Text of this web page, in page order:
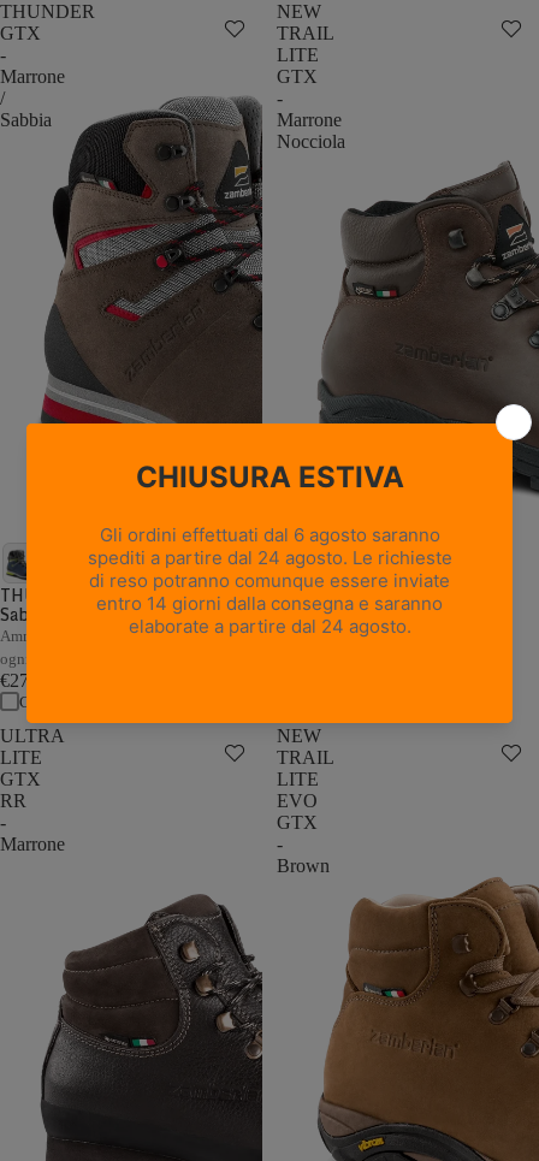
THUNDER
GTX
-
Marrone
/
Sabbia
THUNDER GTX - Marrone /
Sabbia
Ammortizzazione e stabilità adattive a
ogni passo
€279,00
Confronta
NEW
TRAIL
LITE
GTX
-
Marrone
Nocciola
18 recensioni
NEW TRAIL LITE GTX -
Marrone Nocciola
Pelle pieno fiore con trattamento
Hydrobloc®
ULTRA
LITE
GTX
RR
-
Marrone
NEW
TRAIL
LITE
EVO
GTX
-
Brown